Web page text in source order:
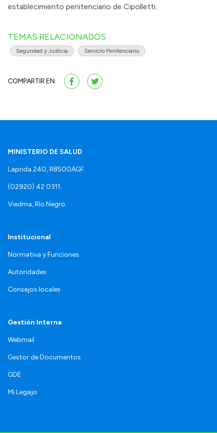
establecimiento penitenciario de Cipolletti.
TEMAS RELACIONADOS
Seguridad y Justicia Servicio Penitenciario
COMPARTIR EN:
MINISTERIO DE SALUD
Laprida 240, R8500AGF.
(02920) 42 0311.
Viedma, Río Negro.
Institucional
Normativa y Funciones
Autoridades
Consejos locales
Gestión Interna
Webmail
Gestor de Documentos
GDE
Mi Legajo